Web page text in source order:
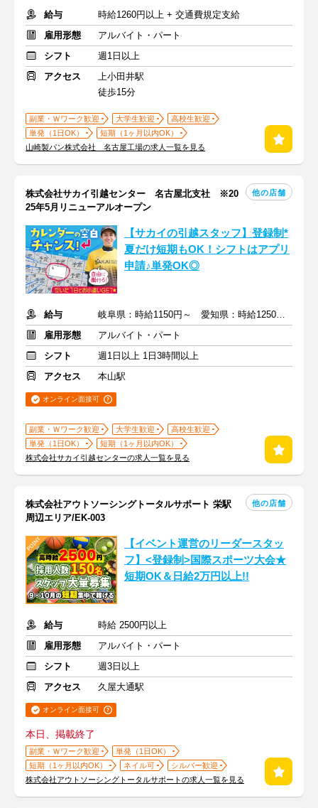
給与
時給1260円以上 + 交通費規定支給
雇用形態
アルバイト・パート
シフト
週1日以上
アクセス
上小田井駅
徒歩15分
副業・Ｗワーク歓迎 大学生歓迎
高校生歓迎
単発（1日OK）
短期（1ヶ月以内OK）
山崎製パン株式会社 名古屋工場の求人一覧を見る
株式会社サカイ引越センター 名古屋北支社 ※20
25年5月リニューアルオープン
他の店舗
【サカイの引越スタッフ】登録制*
夏だけ短期もOK！シフトはアプリ
申請♪単発OK◎
給与
岐阜県：時給1150円～ 愛知県：時給1250円～+交通費・他手当
雇用形態
アルバイト・パート
シフト
週1日以上 1日3時間以上
アクセス
本山駅
オンライン面接可
副業・Ｗワーク歓迎 大学生歓迎
高校生歓迎
単発（1日OK）
短期（1ヶ月以内OK）
株式会社サカイ引越センターの求人一覧を見る
株式会社アウトソーシングトータルサポート 栄駅
周辺エリア/EK-003
他の店舗
【イベント運営のリーダースタッ
フ】<登録制>国際スポーツ大会★
短期OK＆日給2万円以上!!
給与
時給 2500円以上
雇用形態
アルバイト・パート
シフト
週3日以上
アクセス
久屋大通駅
オンライン面接可
本日、掲載終了
副業・Ｗワーク歓迎
単発（1日OK）
短期（1ヶ月以内OK）
ネイル可
シルバー歓迎
株式会社アウトソーシングトータルサポートの求人一覧を見る